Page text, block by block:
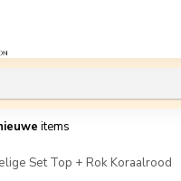
items
Set Top + Rok Koraalrood